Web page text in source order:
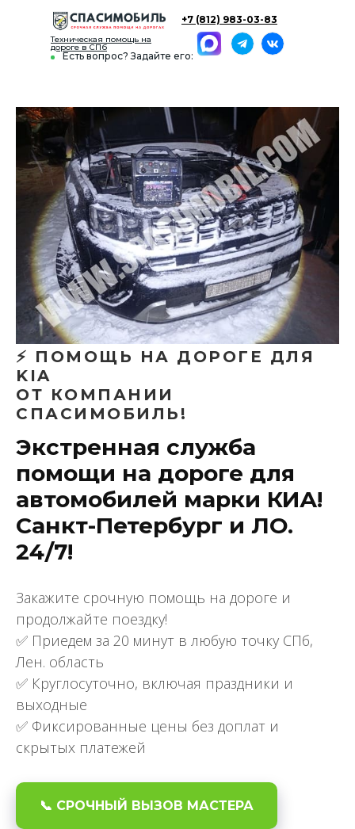
Есть вопрос? Задайте его:
+7 (812) 983-03-83
Техническая помощь на
дороге в СПб
⚡ ПОМОЩЬ НА ДОРОГЕ ДЛЯ
KIA
ОТ КОМПАНИИ
СПАСИМОБИЛЬ!
Экстренная служба
помощи на дороге для
автомобилей марки КИА!
Санкт-Петербург и ЛО.
24/7!
Закажите срочную помощь на дороге и
продолжайте поездку!
✅ Приедем за 20 минут в любую точку СПб,
Лен. область
✅ Круглосуточно, включая праздники и
выходные
✅ Фиксированные цены без доплат и
скрытых платежей
📞 СРОЧНЫЙ ВЫЗОВ МАСТЕРА